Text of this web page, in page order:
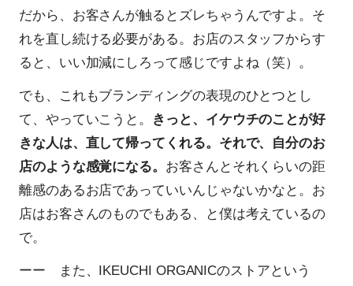
だから、お客さんが触るとズレちゃうんですよ。そ
れを直し続ける必要がある。お店のスタッフからす
ると、いい加減にしろって感じですよね（笑）。
でも、これもブランディングの表現のひとつとし
て、やっていこうと。 きっと、イケウチのことが好
きな人は、直して帰ってくれる。それで、自分のお
店のような感覚になる。 お客さんとそれくらいの距
離感のあるお店であっていいんじゃないかなと。お
店はお客さんのものでもある、と僕は考えているの
で。
ーー また、IKEUCHI ORGANICのストアという